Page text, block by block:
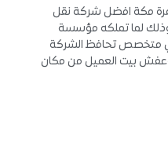
مكة افضل شركة نقل
لما تملكه مؤسسة
متخصص تحافظ الشركة
بيت العميل من مكان